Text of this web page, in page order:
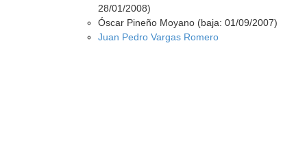
28/01/2008)
Óscar Pineño Moyano (baja: 01/09/2007)
Juan Pedro Vargas Romero